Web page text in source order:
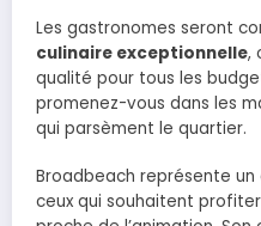
Les gastronomes seront
culinaire exceptionnelle,
qualité pour tous les
promenez-vous dans les
qui parsèment le quartier.
Broadbeach représente
ceux qui souhaitent